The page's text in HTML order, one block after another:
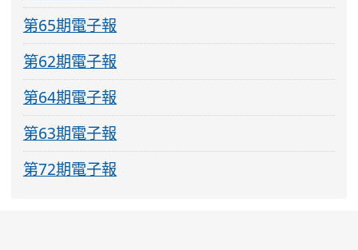
第65期電子報
第62期電子報
第64期電子報
第63期電子報
第72期電子報